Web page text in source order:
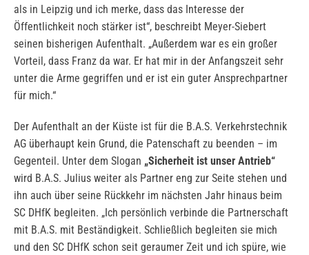
als in Leipzig und ich merke, dass das Interesse der
Öffentlichkeit noch stärker ist“, beschreibt Meyer-Siebert
seinen bisherigen Aufenthalt. „Außerdem war es ein großer
Vorteil, dass Franz da war. Er hat mir in der Anfangszeit sehr
unter die Arme gegriffen und er ist ein guter Ansprechpartner
für mich.“
Der Aufenthalt an der Küste ist für die B.A.S. Verkehrstechnik
AG überhaupt kein Grund, die Patenschaft zu beenden – im
Gegenteil. Unter dem Slogan „Sicherheit ist unser Antrieb“
wird B.A.S. Julius weiter als Partner eng zur Seite stehen und
ihn auch über seine Rückkehr im nächsten Jahr hinaus beim
SC DHfK begleiten. „Ich persönlich verbinde die Partnerschaft
mit B.A.S. mit Beständigkeit. Schließlich begleiten sie mich
und den SC DHfK schon seit geraumer Zeit und ich spüre, wie